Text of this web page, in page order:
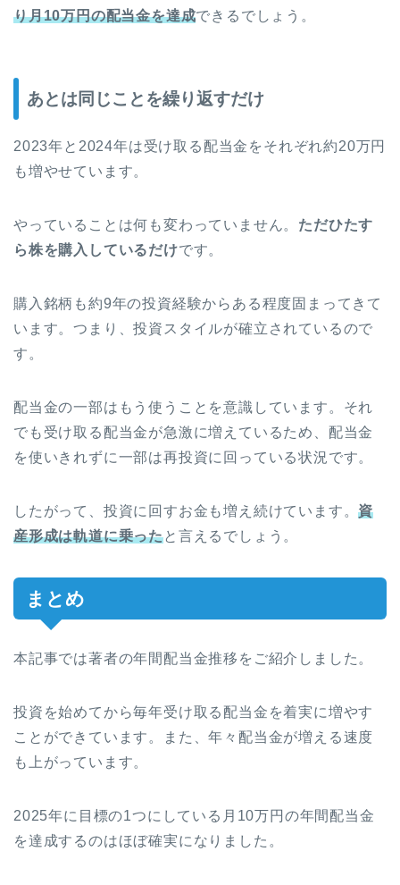
り月10万円の配当金を達成できるでしょう。
あとは同じことを繰り返すだけ
2023年と2024年は受け取る配当金をそれぞれ約20万円
も増やせています。
やっていることは何も変わっていません。 ただひたす
ら株を購入しているだけです。
購入銘柄も約9年の投資経験からある程度固まってきて
います。つまり、投資スタイルが確立されているので
す。
配当金の一部はもう使うことを意識しています。それ
でも受け取る配当金が急激に増えているため、配当金
を使いきれずに一部は再投資に回っている状況です。
したがって、投資に回すお金も増え続けています。資
産形成は軌道に乗ったと言えるでしょう。
まとめ
本記事では著者の年間配当金推移をご紹介しました。
投資を始めてから毎年受け取る配当金を着実に増やす
ことができています。また、年々配当金が増える速度
も上がっています。
2025年に目標の1つにしている月10万円の年間配当金
を達成するのはほぼ確実になりました。